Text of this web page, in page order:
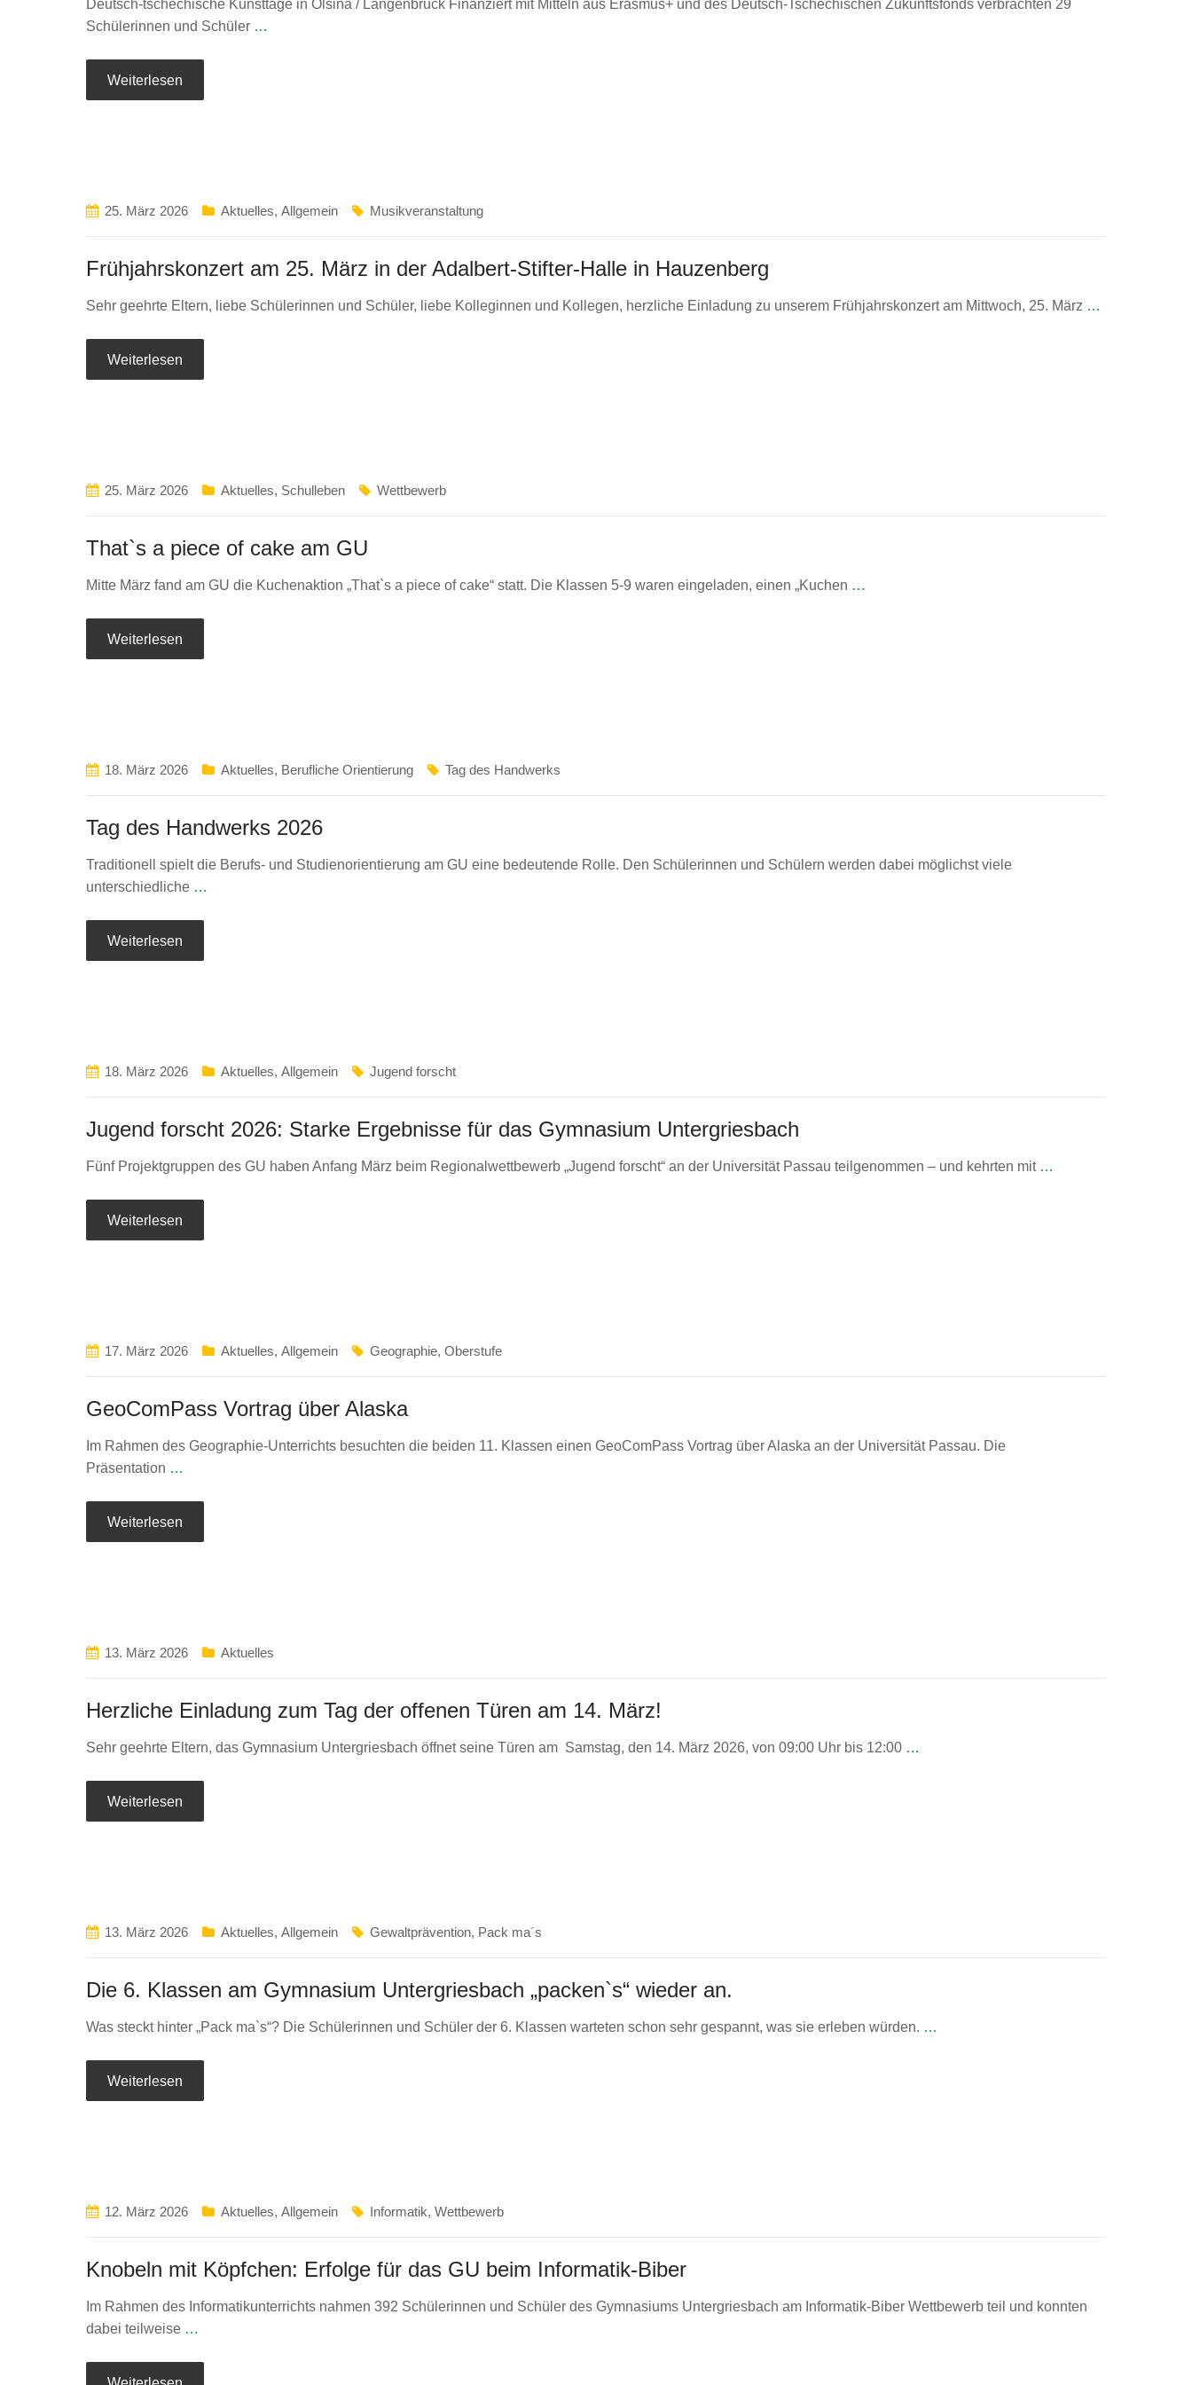
Deutsch-tschechische Kunsttage in Olšina / Langenbruck Finanziert mit Mitteln aus Erasmus+ und des Deutsch-Tschechischen Zukunftsfonds verbrachten 29
Schülerinnen und Schüler …
Weiterlesen
25. März 2026 Aktuelles, Allgemein Musikveranstaltung
Frühjahrskonzert am 25. März in der Adalbert-Stifter-Halle in Hauzenberg
Sehr geehrte Eltern, liebe Schülerinnen und Schüler, liebe Kolleginnen und Kollegen, herzliche Einladung zu unserem Frühjahrskonzert am Mittwoch, 25. März …
Weiterlesen
25. März 2026 Aktuelles, Schulleben Wettbewerb
That`s a piece of cake am GU
Mitte März fand am GU die Kuchenaktion „That`s a piece of cake“ statt. Die Klassen 5-9 waren eingeladen, einen „Kuchen …
Weiterlesen
18. März 2026 Aktuelles, Berufliche Orientierung Tag des Handwerks
Tag des Handwerks 2026
Traditionell spielt die Berufs- und Studienorientierung am GU eine bedeutende Rolle. Den Schülerinnen und Schülern werden dabei möglichst viele
unterschiedliche …
Weiterlesen
18. März 2026 Aktuelles, Allgemein Jugend forscht
Jugend forscht 2026: Starke Ergebnisse für das Gymnasium Untergriesbach
Fünf Projektgruppen des GU haben Anfang März beim Regionalwettbewerb „Jugend forscht“ an der Universität Passau teilgenommen – und kehrten mit …
Weiterlesen
17. März 2026 Aktuelles, Allgemein Geographie, Oberstufe
GeoComPass Vortrag über Alaska
Im Rahmen des Geographie-Unterrichts besuchten die beiden 11. Klassen einen GeoComPass Vortrag über Alaska an der Universität Passau. Die
Präsentation …
Weiterlesen
13. März 2026 Aktuelles
Herzliche Einladung zum Tag der offenen Türen am 14. März!
Sehr geehrte Eltern, das Gymnasium Untergriesbach öffnet seine Türen am Samstag, den 14. März 2026, von 09:00 Uhr bis 12:00 …
Weiterlesen
13. März 2026 Aktuelles, Allgemein Gewaltprävention, Pack ma´s
Die 6. Klassen am Gymnasium Untergriesbach „packen`s“ wieder an.
Was steckt hinter „Pack ma`s“? Die Schülerinnen und Schüler der 6. Klassen warteten schon sehr gespannt, was sie erleben würden. …
Weiterlesen
12. März 2026 Aktuelles, Allgemein Informatik, Wettbewerb
Knobeln mit Köpfchen: Erfolge für das GU beim Informatik‑Biber
Im Rahmen des Informatikunterrichts nahmen 392 Schülerinnen und Schüler des Gymnasiums Untergriesbach am Informatik-Biber Wettbewerb teil und konnten
dabei teilweise …